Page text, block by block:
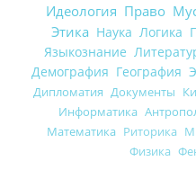
Идеология Право
Этика Наука Логика
Языкознание
Демография География
Дипломатия Документы
Информатика
Математика Риторика
Физика